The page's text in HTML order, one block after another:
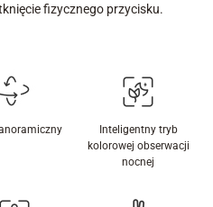
fizycznego przycisku.
Inteligentny tryb
kolorowej obserwacji
nocnej